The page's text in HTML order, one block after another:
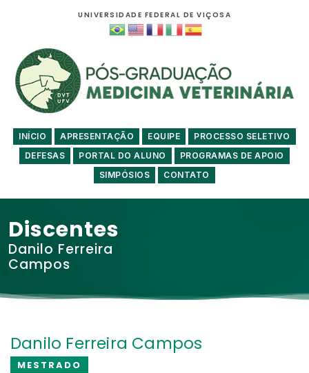
UNIVERSIDADE FEDERAL DE VIÇOSA
INÍCIO APRESENTAÇÃO EQUIPE
PROCESSO SELETIVO
DEFESAS
PORTAL DO ALUNO
PROGRAMAS DE APOIO
SIMPÓSIOS
CONTATO
Discentes
Danilo Ferreira
Campos
Danilo Ferreira Campos
MESTRADO